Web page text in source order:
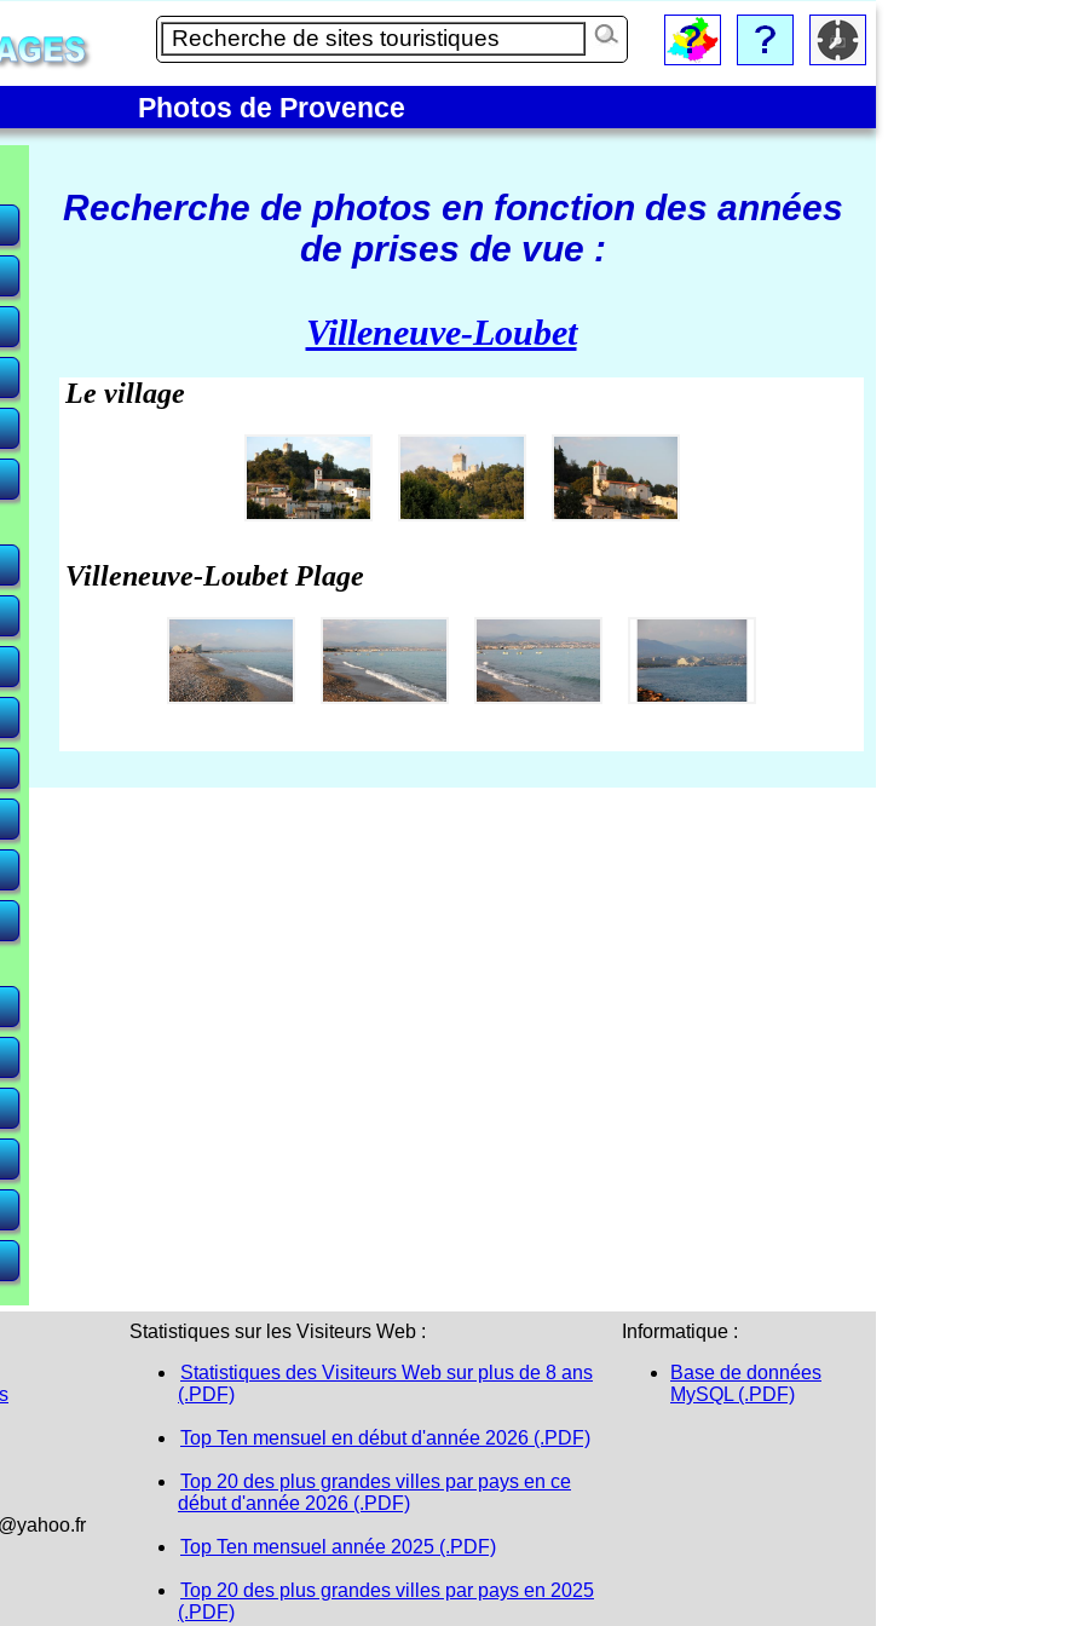
Photos de Provence
Recherche de photos en fonction des années
de prises de vue :
Villeneuve-Loubet
Le village
Villeneuve-Loubet Plage
Statistiques sur les Visiteurs Web :
Statistiques des Visiteurs Web sur plus de 8 ans
(.PDF)
Top Ten mensuel en début d'année 2026 (.PDF)
Top 20 des plus grandes villes par pays en ce
début d'année 2026 (.PDF)
Top Ten mensuel année 2025 (.PDF)
Top 20 des plus grandes villes par pays en 2025
(.PDF)
Informatique :
Base de données
MySQL (.PDF)